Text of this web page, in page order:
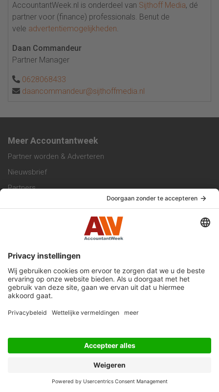
AccountantWeek.nl is onderdeel van Sijthoff Media, dé
partner voor (finance) professionals. Benut de
vele advertentiemogelijkheden.
Daan Commandeur
Partner Manager
0628068433
daancommandeur@sijthoffmedia.nl
Meer Accountantweek
Partner worden & Adverteren
Nieuwsbrief
Partners
Werken bij ons
Privacy Statement
Algemene Voorwaarden
Privacyinstellingen